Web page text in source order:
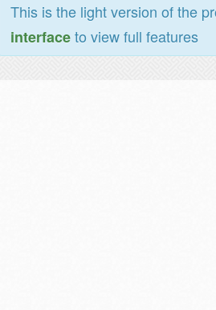
This is the light version of the
interfaceto view full features